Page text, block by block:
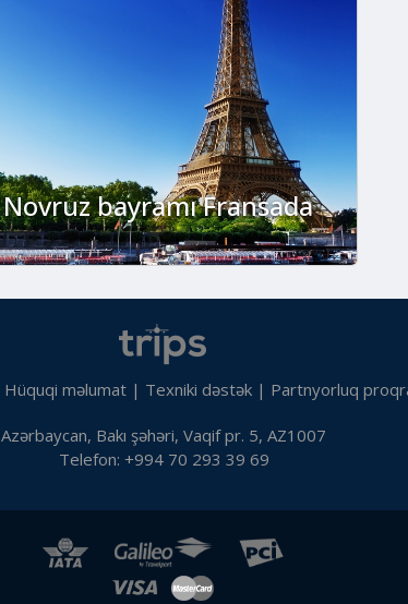
Novruz bayramı Fransada
Hüquqi məlumat| Texniki dəstək| Partnyorluq
Azərbaycan, Bakı şəhəri, Vaqif pr. 5, AZ1007
Telefon: +994 70 293 39 69